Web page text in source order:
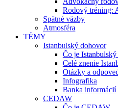
Rodový tréning:
Spätné väzby
Atmosféra
TÉMY
Istanbulský dohovor
Čo je
Celé znenie
Otázky a
Infografika
Banka informácií
CEDAW